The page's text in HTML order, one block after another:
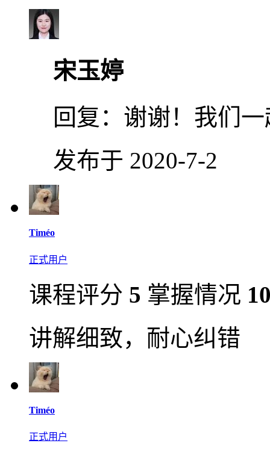
宋玉婷
回复： 谢谢！我们
发布于 2020-7-2
Timéo
正式用户
课程评分 5 掌握情况
讲解细致，耐心纠错
Timéo
正式用户